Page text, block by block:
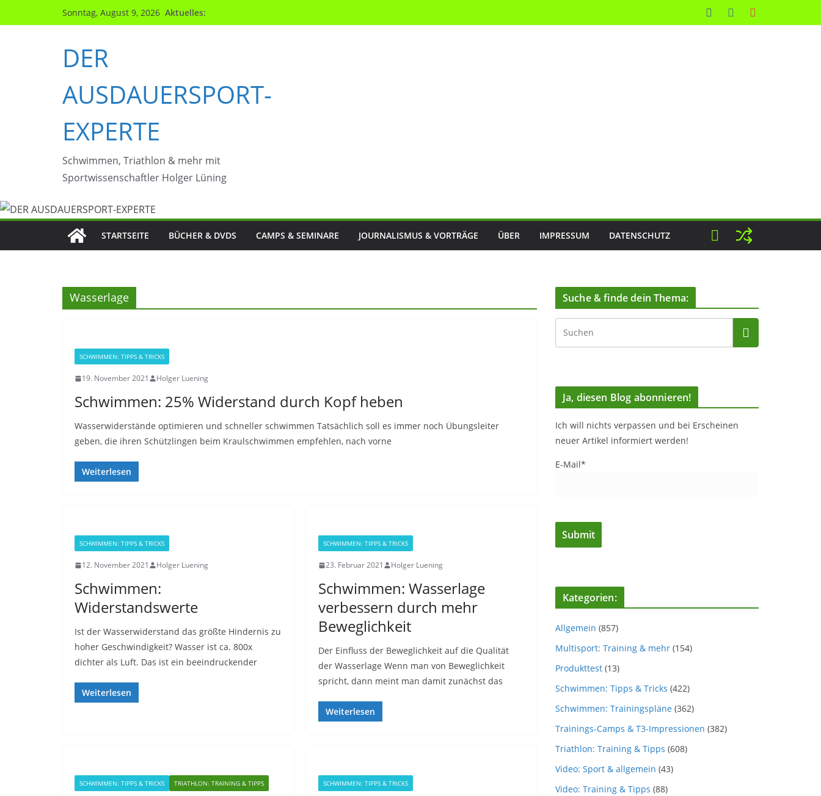
Inhalt
Sonntag, August 9, 2026 Aktuelles:
DER
AUSDAUERSPORT-
EXPERTE
Schwimmen, Triathlon & mehr mit
Sportwissenschaftler Holger Lüning
STARTSEITE BÜCHER & DVDS CAMPS & SEMINARE JOURNALISMUS & VORTRÄGE ÜBER IMPRESSUM DATENSCHUTZ
Wasserlage
SCHWIMMEN: TIPPS & TRICKS
19. November 2021 Holger Luening
Schwimmen: 25% Widerstand durch Kopf heben
Wasserwiderstände optimieren und schneller schwimmen Tatsächlich soll es immer noch Übungsleiter
geben, die ihren Schützlingen beim Kraulschwimmen empfehlen, nach vorne
Weiterlesen
SCHWIMMEN: TIPPS & TRICKS
12. November 2021 Holger Luening
Schwimmen:
Widerstandswerte
Ist der Wasserwiderstand das größte Hindernis zu
hoher Geschwindigkeit? Wasser ist ca. 800x
dichter als Luft. Das ist ein beeindruckender
Weiterlesen
SCHWIMMEN: TIPPS & TRICKS
23. Februar 2021 Holger Luening
Schwimmen: Wasserlage
verbessern durch mehr
Beweglichkeit
Der Einfluss der Beweglichkeit auf die Qualität
der Wasserlage Wenn man von Beweglichkeit
spricht, dann meint man damit zunächst das
Weiterlesen
SCHWIMMEN: TIPPS & TRICKS TRIATHLON: TRAINING & TIPPS SCHWIMMEN: TIPPS & TRICKS
Suche & finde dein Thema:
Ja, diesen Blog abonnieren!
Ich will nichts verpassen und bei Erscheinen
neuer Artikel informiert werden!
E-Mail*
Kategorien:
Allgemein (857)
Multisport: Training & mehr (154)
Produkttest (13)
Schwimmen: Tipps & Tricks (422)
Schwimmen: Trainingspläne (362)
Trainings-Camps & T3-Impressionen (382)
Triathlon: Training & Tipps (608)
Video: Sport & allgemein (43)
Video: Training & Tipps (88)